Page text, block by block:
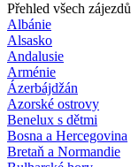
Přehled všech zájezdů
Albánie
Alsasko
Andalusie
Arménie
Ázerbájdžán
Azorské ostrovy
Benelux s dětmi
Bosna a Hercegovina
Bretaň a Normandie